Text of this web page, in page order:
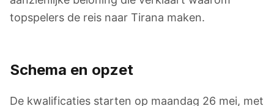
topspelers de reis naar Tirana maken.
Schema en opzet
De kwalificaties starten op maandag 26 mei, met